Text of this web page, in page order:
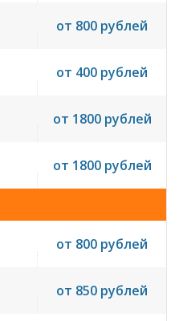
от 800 рублей
от 400 рублей
от 1800 рублей
от 1800 рублей
от 800 рублей
от 850 рублей